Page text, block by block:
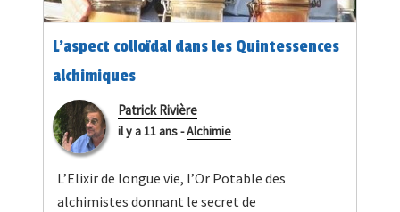
L’aspect colloïdal dans les Quintessences
alchimiques
Patrick Rivière
il y a 11 ans-Alchimie
L’Elixir de longue vie, l’Or Potable des
alchimistes donnant le secret de